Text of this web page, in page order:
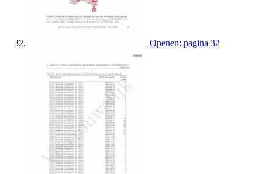
Openen: pagina 32